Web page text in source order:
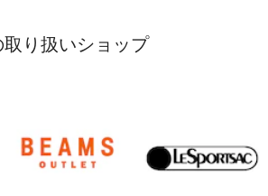
り扱いショップ